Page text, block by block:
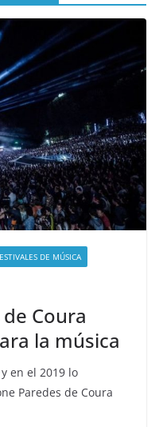
DE MÚSICA
Coura
la música
en el 2019 lo
Paredes de Coura